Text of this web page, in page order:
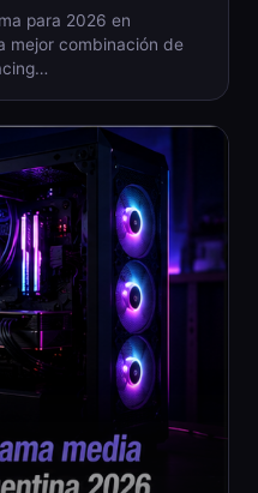
para 2026 en
mejor combinación de